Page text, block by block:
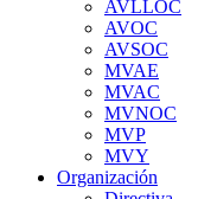
AVLLOC
AVOC
AVSOC
MVAE
MVAC
MVNOC
MVP
MVY
Organización